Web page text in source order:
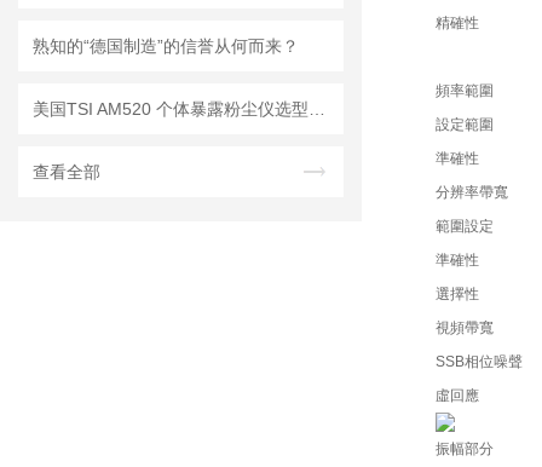
熟知的“德国制造”的信誉从何而来？
查看全部
精確性
頻率範圍
設定範圍
準確性
分辨率帶寬
範圍設定
準確性
選擇性
視頻帶寬
SSB相位噪聲
虛回應
振幅部分